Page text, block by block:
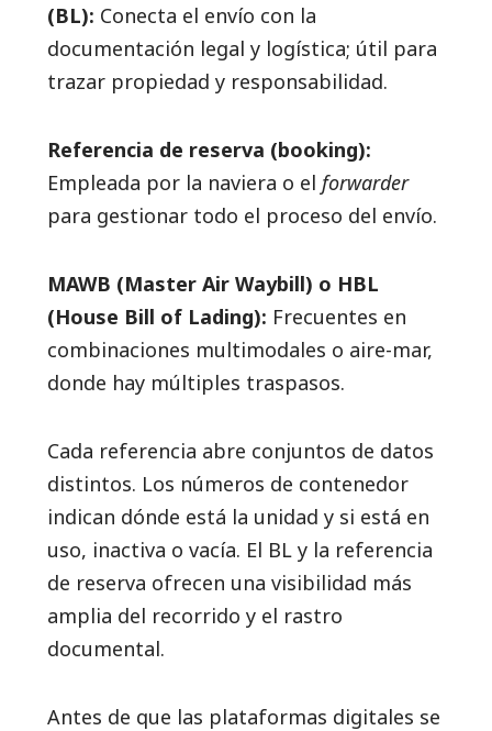
(BL): Conecta el envío con la
documentación legal y logística; útil para
trazar propiedad y responsabilidad.
Referencia de reserva (booking):
Empleada por la naviera o el forwarder
para gestionar todo el proceso del envío.
MAWB (Master Air Waybill) o HBL
(House Bill of Lading): Frecuentes en
combinaciones multimodales o aire-mar,
donde hay múltiples traspasos.
Cada referencia abre conjuntos de datos
distintos. Los números de contenedor
indican dónde está la unidad y si está en
uso, inactiva o vacía. El BL y la referencia
de reserva ofrecen una visibilidad más
amplia del recorrido y el rastro
documental.
Antes de que las plataformas digitales se